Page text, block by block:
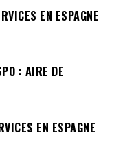
EN ESPAGNE
: AIRE DE
EN ESPAGNE